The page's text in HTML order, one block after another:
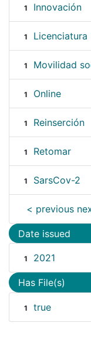
1 Innovación
1 Licenciatura
1 Movilidad
1 Online
1 Reinserción
1 Retomar
1 SarsCov-2
< previous
Date issued
1 2021
Has File(s)
1 true